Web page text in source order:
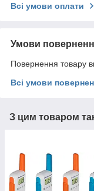
Всі умови оплати
Умови
Повернення товару
Всі умови
З цим товаром